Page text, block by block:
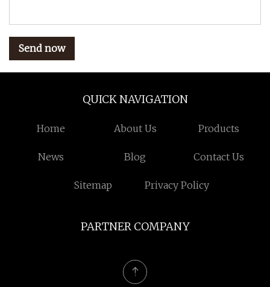
Send now
QUICK NAVIGATION
Home About Us Products
News Blog Contact Us
Sitemap Privacy Policy
PARTNER COMPANY